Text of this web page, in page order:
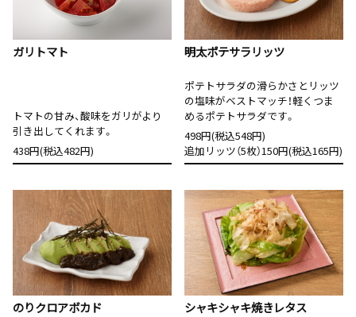
ガリトマト
トマトの甘み、酸味をガリがより
引き出してくれます。
438円(税込482円)
明太ポテサラリッツ
ポテトサラダの滑らかさとリッツ
の塩味がベストマッチ！軽くつま
めるポテトサラダです。
498円(税込548円)
追加リッツ（5枚）150円(税込165円)
のりクロアボカド シャキシャキ焼きレタス